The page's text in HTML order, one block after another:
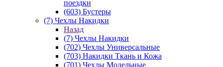
поездки
(603) Бустеры
(7) Чехлы Накидки
Назад
(7) Чехлы Накидки
(702) Чехлы Универсальные
(703) Накидки Ткань и Кожа
(701) Чехлы Модельные